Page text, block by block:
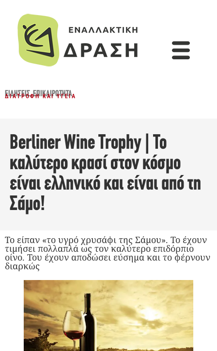
ΕΙΔΉΣΕΙΣ,ΕΠΙΚΑΙΡΌΤΗΤΑ
ΔΙΑΤΡΟΦΉ ΚΑΙ ΥΓΕΊΑ
Berliner Wine Trophy | Το
καλύτερο κρασί στον κόσμο
είναι ελληνικό και είναι από τη
Σάμο!
To είπαν «το υγρό χρυσάφι της Σάμου». Το έχουν
τιμήσει πολλαπλά ως τον καλύτερο επιδόρπιο
οίνο. Του έχουν αποδώσει εύσημα και το φέρνουν
διαρκώς